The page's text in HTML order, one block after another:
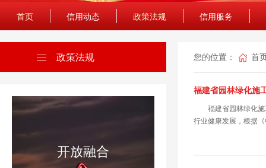
首页 信用动态 政策法规 信用服务
政策法规
开放融合
您的位置： 首
福建省园林绿化施
福建省园林绿化
行业健康发展，根据